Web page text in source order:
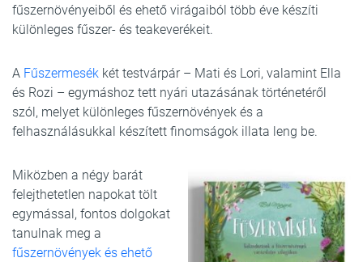
fűszernövényeiből és ehető virága­iból több éve készíti
különleges fűszer- és teakeverékeit.
A Fűszermesék két testvárpár – Mati és Lori, valamint Ella
és Rozi – egymáshoz tett nyári utazásának történetéről
szól, melyet különleges fűszernövények és a
felhasználásukkal készített finomságok illata leng be.
Miközben a négy barát
felejthetetlen napokat tölt
egymással, fontos dolgokat
tanulnak meg a
fűszernövények és ehető